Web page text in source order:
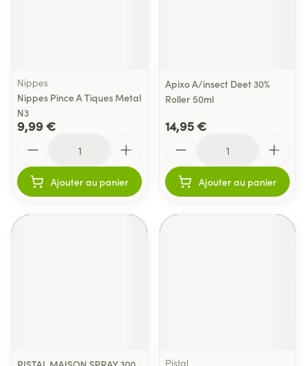
Nippes
Nippes Pince A Tiques Metal
N3
9,99 €
Ajouter au panier
Apixo A/insect Deet 30%
Roller 50ml
14,95 €
Ajouter au panier
Pistal